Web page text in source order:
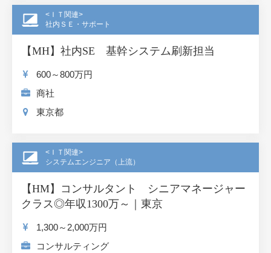
<ＩＴ関連>
社内ＳＥ・サポート
【MH】社内SE 基幹システム刷新担当
600～800万円
商社
東京都
<ＩＴ関連>
システムエンジニア（上流）
【HM】コンサルタント シニアマネージャー
クラス◎年収1300万～｜東京
1,300～2,000万円
コンサルティング